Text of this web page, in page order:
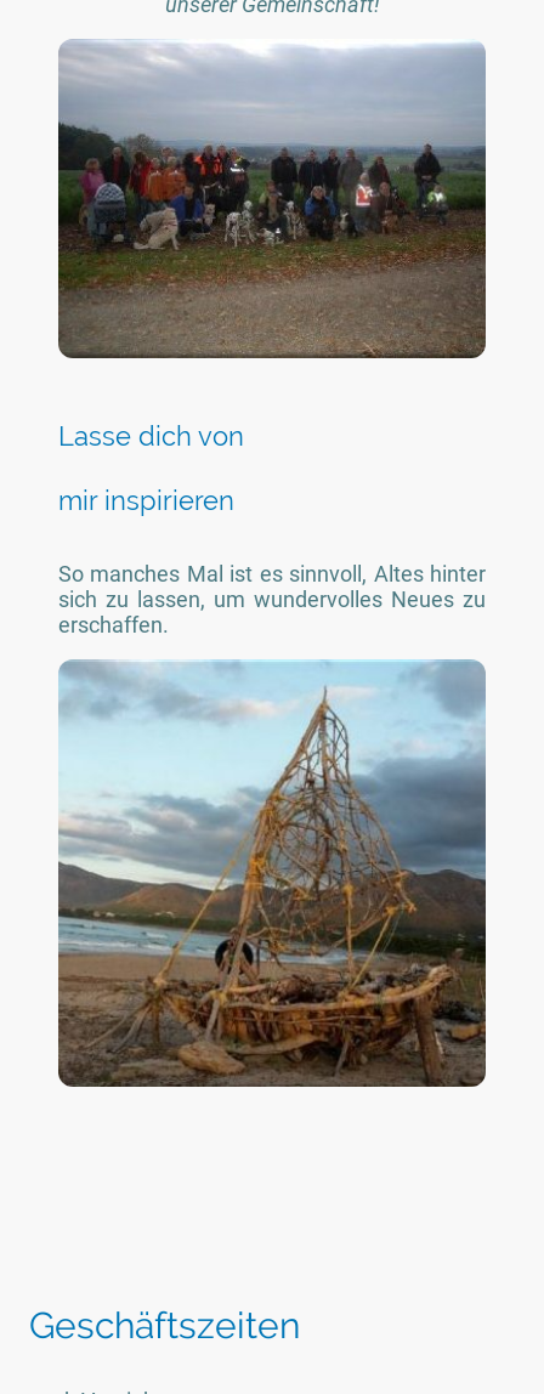
Lasse dich von
mir inspirieren
So manches Mal ist es sinnvoll, Altes hinter
sich zu lassen, um wundervolles Neues zu
erschaffen.
Geschäftszeiten